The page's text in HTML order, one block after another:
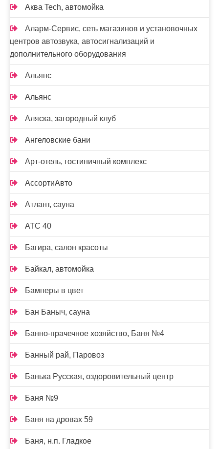
Аква Tech, автомойка
Аларм-Сервис, сеть магазинов и установочных
центров автозвука, автосигнализаций и
дополнительного оборудования
Альянс
Альянс
Аляска, загородный клуб
Ангеловские бани
Арт-отель, гостиничный комплекс
АссортиАвто
Атлант, сауна
АТС 40
Багира, салон красоты
Байкал, автомойка
Бамперы в цвет
Бан Баныч, сауна
Банно-прачечное хозяйство, Баня №4
Банный рай, Паровоз
Банька Русская, оздоровительный центр
Баня №9
Баня на дровах 59
Баня, н.п. Гладкое